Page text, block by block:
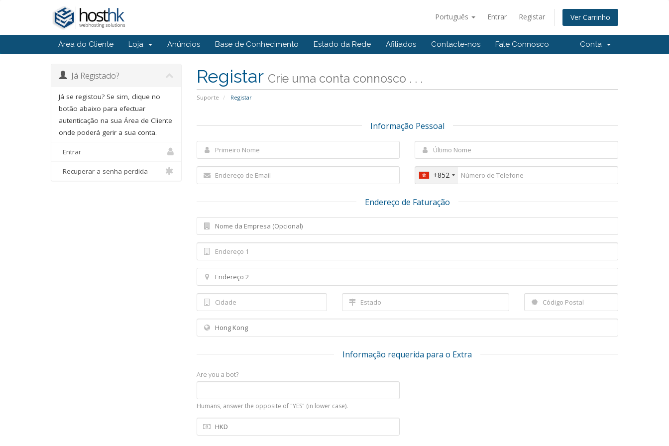
Português Entrar Registar Ver Carrinho
Área do Cliente Loja Anúncios Base de Conhecimento Estado da Rede Afiliados Contacte-nos Fale Connosco Conta
Registar Crie uma conta connosco . . .
Suporte Registar
Já Registado?
Já se registou? Se sim, clique no
botão abaixo para efectuar
autenticação na sua Área de Cliente
onde poderá gerir a sua conta.
Entrar
Recuperar a senha perdida
Informação Pessoal
+852
Endereço de Faturação
Informação requerida para o Extra
Are you a bot?
Humans, answer the opposite of "YES" (in lower case).